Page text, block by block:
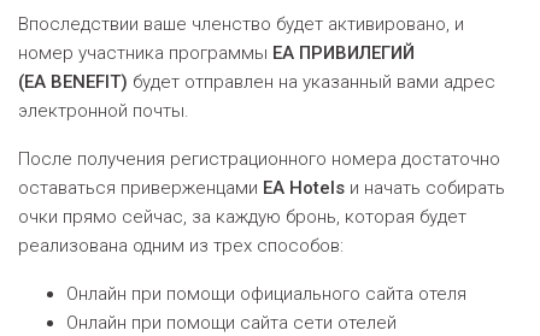
Впоследствии ваше членство будет активировано, и
номер участника программы EA ПРИВИЛЕГИЙ
(EA BENEFIT) будет отправлен на указанный вами адрес
электронной почты.
После получения регистрационного номера достаточно
оставаться приверженцами EA Hotels и начать собирать
очки прямо сейчас, за каждую бронь, которая будет
реализована одним из трех способов:
Онлайн при помощи официального сайта отеля
Онлайн при помощи сайта сети отелей